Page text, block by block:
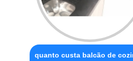
quanto custa balcão de